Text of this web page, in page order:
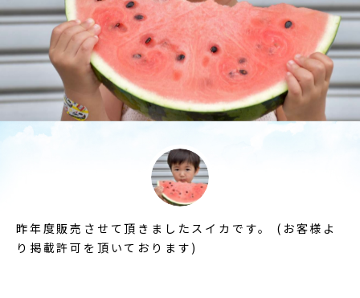
昨年度販売させて頂きましたスイカです。 (お客様よ
り掲載許可を頂いております)